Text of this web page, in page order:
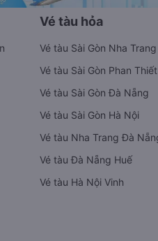
Vé tàu hỏa
Vé tàu Sài Gòn Nha Trang
Vé tàu Sài Gòn Phan Thiết
Vé tàu Sài Gòn Đà Nẵng
Vé tàu Sài Gòn Hà Nội
Vé tàu Nha Trang Đà
Vé tàu Đà Nẵng Huế
Vé tàu Hà Nội Vinh